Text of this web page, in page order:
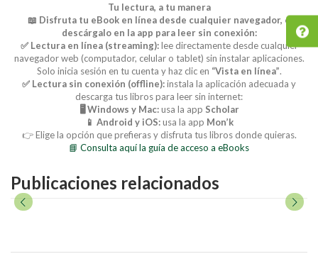
Tu lectura, a tu manera
📖 Disfruta tu eBook en línea desde cualquier navegador, o
descárgalo en la app para leer sin conexión:
✅ Lectura en línea (streaming):lee directamente desde cualquier
navegador web (computador, celular o tablet) sin instalar aplicaciones.
Solo inicia sesión en tu cuenta y haz clic en “Vista en línea”.
✅ Lectura sin conexión (offline):instala la aplicación adecuada y
descarga tus libros para leer sin internet:
🖥️ Windows y Mac:usa la app Scholar
📱 Android y iOS:usa la app Mon’k
👉 Elige la opción que prefieras y disfruta tus libros donde quieras.
📘 Consulta aquí la guía de acceso a eBooks
Publicaciones relacionados